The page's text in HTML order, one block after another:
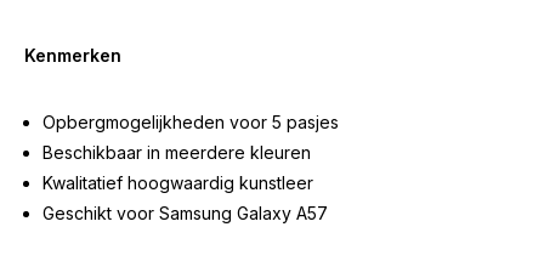
Kenmerken
Opbergmogelijkheden voor 5 pasjes
Beschikbaar in meerdere kleuren
Kwalitatief hoogwaardig kunstleer
Geschikt voor Samsung Galaxy A57